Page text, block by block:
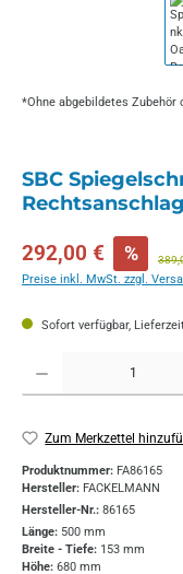
*Ohne abgebildetes Zubehör
SBC
Rechtsanschlag
Verkaufspreis:
292,00 € %
Preise inkl. MwSt. zzgl.
Sofort verfügbar,
Produkt Anzahl: Gib den
Zum Merkzettel
Produktnummer: FA86165
Hersteller: FACKELMANN
Hersteller-Nr.: 86165
Länge: 500 mm
Breite - Tiefe: 153 mm
Höhe: 680 mm